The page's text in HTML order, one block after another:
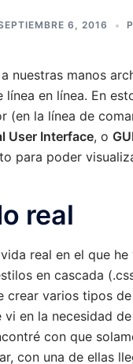
6, 2016
nuestras manos
línea en línea. En
(en la línea de
User Interface, o
para poder
real
real en el que
en cascada
crear varios tipos
vi en la necesidad
con que
con una de ellas